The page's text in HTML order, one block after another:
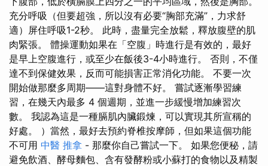
充分呼吸（但要超強，所以沒有必要“胸部充滿”，力求舒
適）屏住呼吸1-2秒。 此時，盡量完全放鬆，釋放腹壁的肌
肉緊張。 體操運動如果在「空腹」時進行是有效的，最好
是早上空腹進行，或至少在飯後3-4小時進行。 否則，不僅
達不到保健效果，反而可能損害正常消化功能。 不要一次
開始做那麼多周期——這對身體不好。 嘗試逐漸學習練
習，在幾天內最多 4 個週期，並進一步緩慢增加練習次
數。 我認為這是一種膈肌內臟鍛煉，可以實現其所宣稱的
好處。 ）當然，最好去預約脊椎按摩師，但如果這個功能
不可用 中醫 推拿 - 那麼你自己嘗試一下。 如果您便秘，請
避免飲酒、酵母麵包、含有發酵粉或小蘇打的食物以及精製